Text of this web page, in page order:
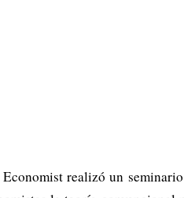
realizó un seminario